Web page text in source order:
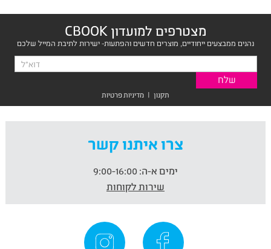
מצטרפים למועדון CBOOK
נהנים ממבצעים ייחודיים, מוצרים חדשים והפתעות- ישירות לתיבת המייל שלכם
תקנון | מדיניות פרטיות
צרו איתנו קשר
ימים א-ה:
שירות לקוחות